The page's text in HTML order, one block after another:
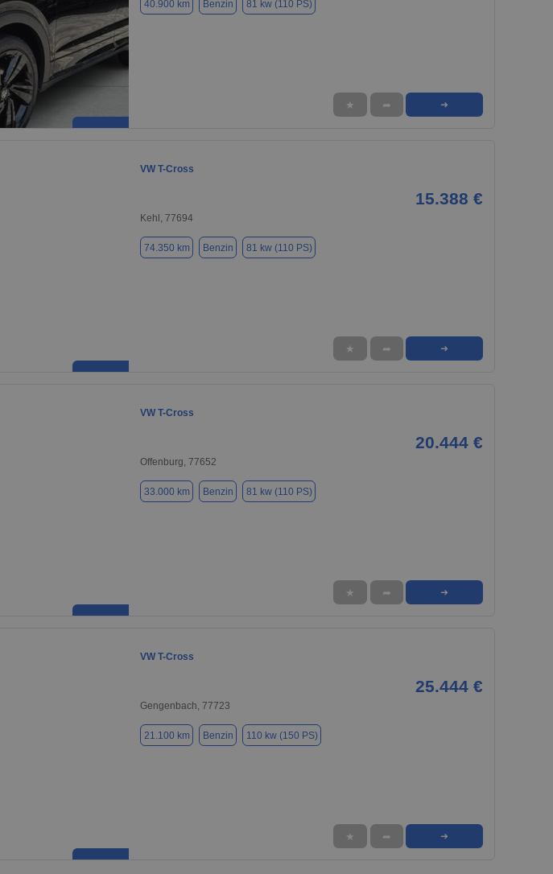
40.900 km Benzin 81 kw (110 PS)
★ ➦ ➜
VW T-Cross
15.388 €
Kehl, 77694
74.350 km Benzin 81 kw (110 PS)
★ ➦ ➜
VW T-Cross
20.444 €
Offenburg, 77652
33.000 km Benzin 81 kw (110 PS)
★ ➦ ➜
VW T-Cross
25.444 €
Gengenbach, 77723
21.100 km Benzin 110 kw (150 PS)
★ ➦ ➜